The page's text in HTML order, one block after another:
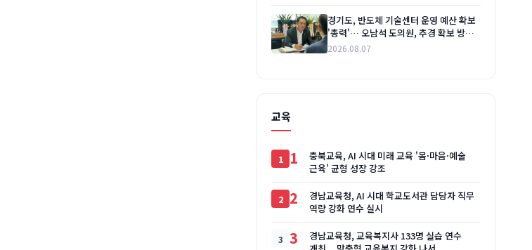
경기도, 반도체 기술센터 운영 예산 확보
'총력'… 오남석 도의원, 추경 확보 방안
논의
2026.08.07
교육
1
충북교육, AI 시대 미래 교육 '몸·마음·예술
근육' 균형 성장 강조
2
경남교육청, AI 시대 학교도서관 담당자 직무
역량 강화 연수 실시
3
경남교육청, 교육복지사 133명 실습 연수